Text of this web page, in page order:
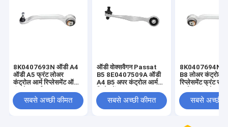
8K0407693N ऑडी A4
ऑडी A5 फ्रंट लोअर
कंट्रोल आर्म रिप्लेसमेंट ऑडी
सबसे अच्छी कीमत
ऑडी वोक्सवैगन Passat
B5 8E0407509A ऑडी
A4 B5 अपर कंट्रोल आर्म
सबसे अच्छी कीमत
8K0407694N
B8 लोअर कंट्रोल
रिप्लेसमेंट फ्रंट
सबसे अच्छी